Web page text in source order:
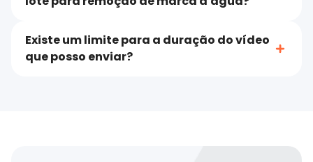
Existe um limite para a duração do vídeo
que posso enviar?